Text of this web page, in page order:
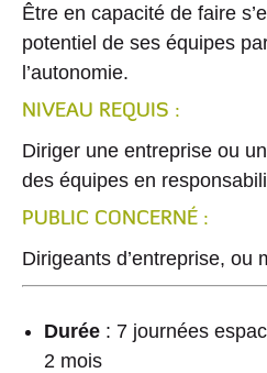
Être en capacité de faire
potentiel de ses équipes
l’autonomie.
NIVEAU REQUIS :
Diriger une entreprise ou
des équipes en
PUBLIC CONCERNÉ :
Dirigeants d’entreprise, ou
Durée : 7 journées
2 mois